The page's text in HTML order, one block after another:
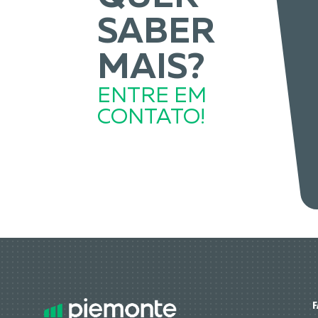
SABER
MAIS?
ENTRE EM
CONTATO!